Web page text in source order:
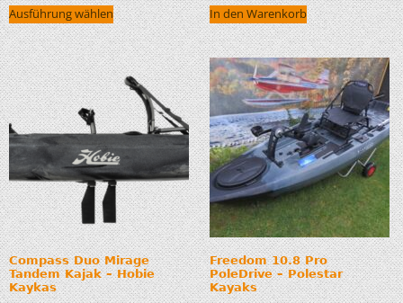
Ausführung wählen In den Warenkorb
Compass Duo Mirage
Tandem Kajak – Hobie
Kaykas
Freedom 10.8 Pro
PoleDrive – Polestar
Kayaks